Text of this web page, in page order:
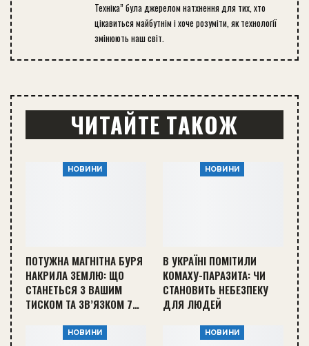
Техніка” була джерелом натхнення для тих, хто
цікавиться майбутнім і хоче розуміти, як технології
змінюють наш світ.
ЧИТАЙТЕ ТАКОЖ
НОВИНИ
ПОТУЖНА МАГНІТНА БУРЯ
НАКРИЛА ЗЕМЛЮ: ЩО
СТАНЕТЬСЯ З ВАШИМ
ТИСКОМ ТА ЗВ’ЯЗКОМ 7…
НОВИНИ
В УКРАЇНІ ПОМІТИЛИ
КОМАХУ-ПАРАЗИТА: ЧИ
СТАНОВИТЬ НЕБЕЗПЕКУ
ДЛЯ ЛЮДЕЙ
НОВИНИ НОВИНИ